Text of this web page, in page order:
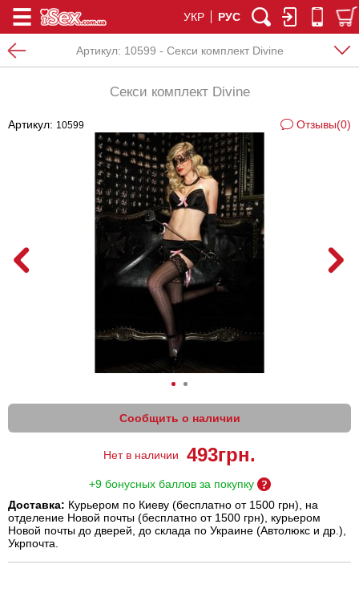
УКР РУС
Артикул: 10599 - Секси комплект Divine
Секси комплект Divine
Артикул: 10599 Отзывы(0)
Сообщить о наличии
Нет в наличии 493грн.
+9 бонусных баллов за покупку
Доставка: Курьером по Киеву (бесплатно от 1500 грн), на
отделение Новой почты (бесплатно от 1500 грн), курьером
Новой почты до дверей, до склада по Украине (Автолюкс и др.),
Укрпочта.